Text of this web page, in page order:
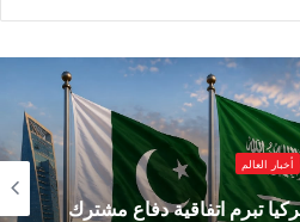
العدو الأمريكي، سيتم
آخر»، بحسب وكالة
أخبار العالم
تبرم اتفاقية دفاع مشترك